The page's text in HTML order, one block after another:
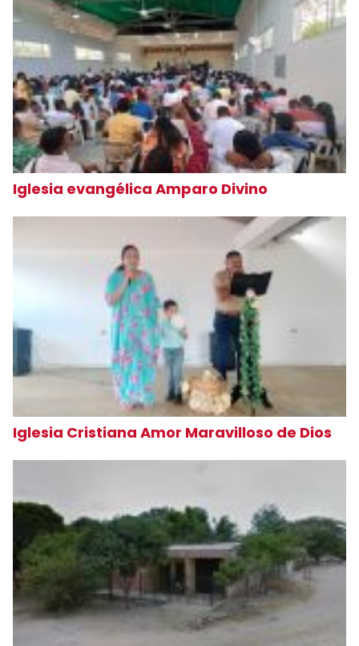
Iglesia evangélica Amparo Divino
Iglesia Cristiana Amor Maravilloso de Dios